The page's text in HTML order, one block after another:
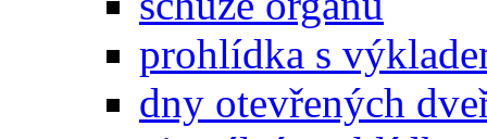
prohlídka s
dny otevřených